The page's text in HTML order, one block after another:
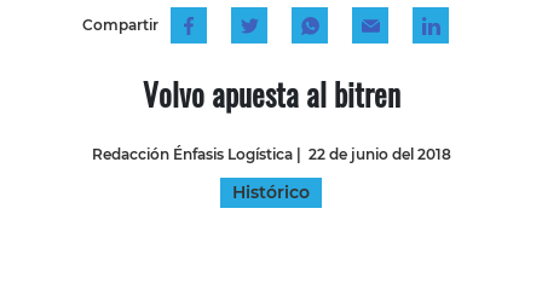
Compartir
Volvo apuesta al bitren
Redacción Énfasis Logística| 22 de junio del 2018
Histórico